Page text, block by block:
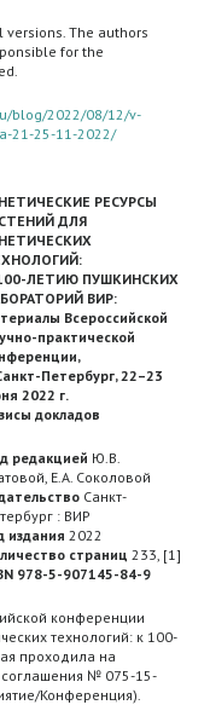
versions. The authors
for the
blog/2022/08/12/v-
21-25-11-2022/
РЕСУРСЫ
ДЛЯ
ЛЕТИЮ ПУШКИНСКИХ
ВИР:
Всероссийской
практической
Петербург, 22–23
2022 г.
докладов
редакцией Ю.В.
Е.А. Соколовой
Санкт-
: ВИР
издания 2022
страниц 233, [1]
978-5-907145-84-9
конференции
технологий: к 100-
проходила на
№ 075-15-
Конференция).